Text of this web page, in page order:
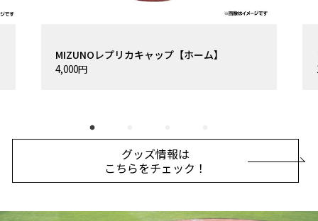
MIZUNOレプリカキャップ【ホーム】
4,000円
グッズ情報は
こちらをチェック！